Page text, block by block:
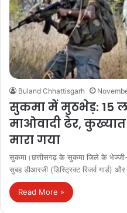
Buland Chhattisgarh
सुकमा में मुठभेड़: 15
माओवादी ढेर, कुख्यात
मारा गया
सुकमा।छत्तीसगढ़ के सुकमा जिले के
सुबह डीआरजी (डिस्ट्रिक्ट रिजर्व गार्ड)
Read More »